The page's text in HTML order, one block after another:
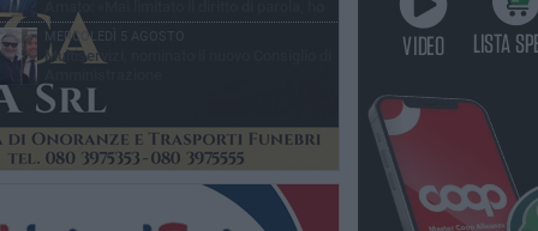
rispettare il regolamento»
MERCOLEDÌ 5 AGOSTO
Multiservizi, nominato il nuovo Consiglio di